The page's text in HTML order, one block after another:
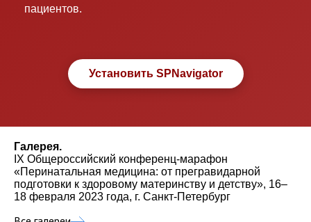
пациентов.
Установить SPNavigator
Галерея.
IX Общероссийский конференц-марафон
«Перинатальная медицина: от прегравидарной
подготовки к здоровому материнству и детству», 16–
18 февраля 2023 года, г. Санкт-Петербург